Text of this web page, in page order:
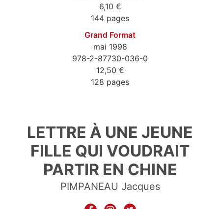
6,10 €
144 pages
Grand Format
mai 1998
978-2-87730-036-0
12,50 €
128 pages
LETTRE À UNE JEUNE
FILLE QUI VOUDRAIT
PARTIR EN CHINE
PIMPANEAU Jacques